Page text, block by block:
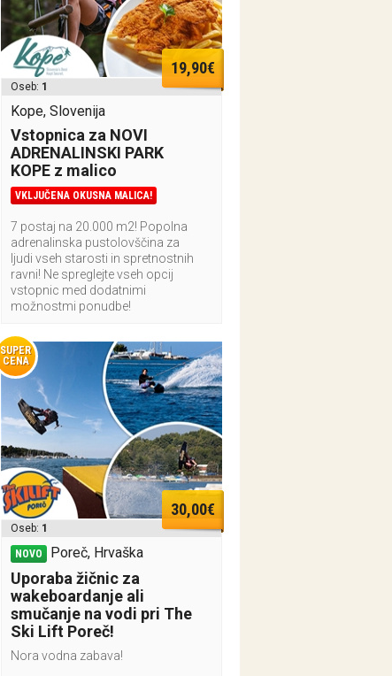
19,90€
Oseb: 1
Kope, Slovenija
Vstopnica za NOVI
ADRENALINSKI PARK
KOPE z malico
VKLJUČENA OKUSNA MALICA!
7 postaj na 20.000 m2! Popolna
adrenalinska pustolovščina za
ljudi vseh starosti in spretnostnih
ravni! Ne spreglejte vseh opcij
vstopnic med dodatnimi
možnostmi ponudbe!
SUPER
CENA
30,00€
Oseb: 1
NOVO Poreč, Hrvaška
Uporaba žičnic za
wakeboardanje ali
smučanje na vodi pri The
Ski Lift Poreč!
Nora vodna zabava!